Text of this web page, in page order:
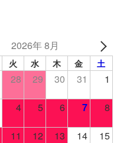
2026年 8月
火 水 木 金 土
28 29 30 31 1
4 5 6 7 8
11 12 13 14 15